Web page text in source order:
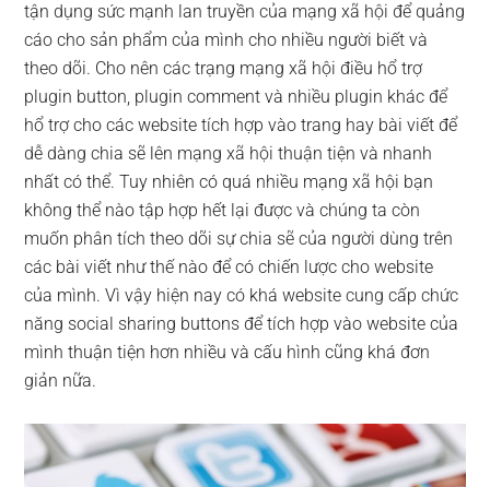
tận dụng sức mạnh lan truyền của mạng xã hội để quảng
cáo cho sản phẩm của mình cho nhiều người biết và
theo dõi. Cho nên các trạng mạng xã hội điều hổ trợ
plugin button, plugin comment và nhiều plugin khác để
hổ trợ cho các website tích hợp vào trang hay bài viết để
dễ dàng chia sẽ lên mạng xã hội thuận tiện và nhanh
nhất có thể. Tuy nhiên có quá nhiều mạng xã hội bạn
không thể nào tập hợp hết lại được và chúng ta còn
muốn phân tích theo dõi sự chia sẽ của người dùng trên
các bài viết như thế nào để có chiến lược cho website
của mình. Vì vậy hiện nay có khá website cung cấp chức
năng social sharing buttons để tích hợp vào website của
mình thuận tiện hơn nhiều và cấu hình cũng khá đơn
giản nữa.